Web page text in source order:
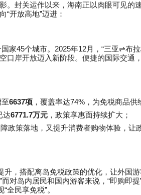
。封关运作以来，海南正以肉眼可见的
“开放高地”迈进：
国家45个城市。 2025年12月， “三亚⇌布
口岸开放迈入新阶段。便捷的国际交通
6637项 ，覆盖率达74% ，为免税商品供
达6771.7万元 ，政策享惠面持续扩大；
政策落地，又提升消费者购物体验，让
升，搭配离岛免税政策的优化，让外国游
”而对岛内居民和国内游客来说， “即购即提
“全民享免税”。